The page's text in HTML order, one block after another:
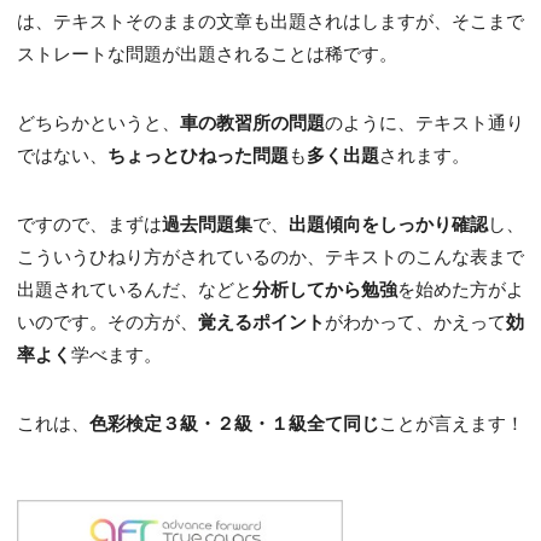
は、テキストそのままの文章も出題されはしますが、そこまで
ストレートな問題が出題されることは稀です。
どちらかというと、 車の教習所の問題のように、テキスト通り
ではない、 ちょっとひねった問題 も多く出題されます。
ですので、まずは過去問題集で、 出題傾向をしっかり確認し、
こういうひねり方がされているのか、テキストのこんな表まで
出題されているんだ、などと分析してから勉強を始めた方がよ
いのです。その方が、 覚えるポイント がわかって、かえって効
率よく 学べます。
これは、 色彩検定３級・２級・１級全て同じことが言えます！